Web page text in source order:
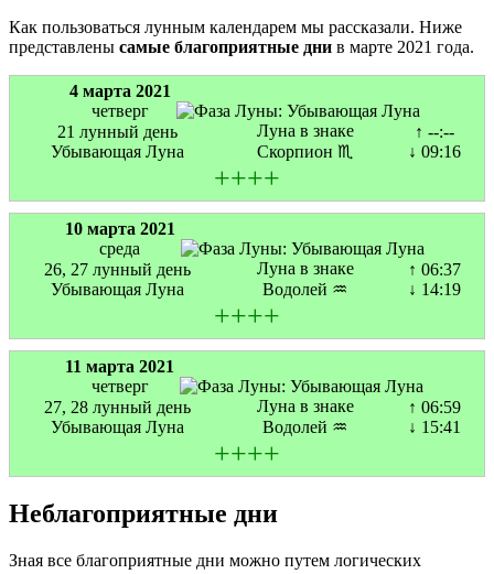
Как пользоваться лунным календарем мы рассказали. Ниже
представлены самые благоприятные дни в марте 2021 года.
4 марта 2021
четверг
21 лунный день
Убывающая Луна
Луна в знаке
Скорпион ♏
↑ --:--
↓ 09:16
++++
10 марта 2021
среда
26, 27 лунный день
Убывающая Луна
Луна в знаке
Водолей ♒
↑ 06:37
↓ 14:19
++++
11 марта 2021
четверг
27, 28 лунный день
Убывающая Луна
Луна в знаке
Водолей ♒
↑ 06:59
↓ 15:41
++++
Неблагоприятные дни
Зная все благоприятные дни можно путем логических